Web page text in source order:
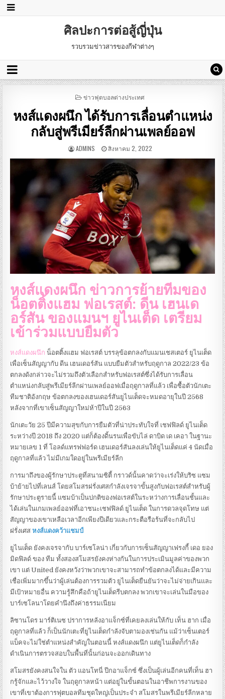
ศิลปะการต่อสู้ญี่ปุ่น
รวบรวมข่าวสารของกีฬาต่างๆ
POSTED
ข่าวฟุตบอลต่างประเทศ
หงส์แดงผนึก ได้รับการเลื่อนตำแหน่ง
กลับสู่พรีเมียร์ลีกผ่านเพลย์ออฟ
ADMINS สิงหาคม 2, 2022
หงส์แดงผนึก ข่าวการย้ายทีมของ
น็อตติ้งแฮม ฟอเรสต์: ดีน เฮนเด
อร์สัน ของแมนฯ ยูไนเต็ด เตรียม
เข้าร่วมแบบยืมตัว
หงส์แดงผนึก น็อตติ้งแฮม ฟอเรสต์ บรรลุข้อตกลงกับแมนเชสเตอร์ ยูไนเต็ด
เพื่อเซ็นสัญญากับ ดีน เฮนเดอร์สัน แบบยืมตัวสำหรับฤดูกาล 2022/23 ข้อ
ตกลงดังกล่าวจะไม่รวมถึงตัวเลือกสำหรับฟอเรสต์ซึ่งได้รับการเลื่อน
ตำแหน่งกลับสู่พรีเมียร์ลีกผ่านเพลย์ออฟเมื่อฤดูกาลที่แล้ว เพื่อซื้อตัวนักเตะ
ทีมชาติอังกฤษ ข้อตกลงของเฮนเดอร์สันยูไนเต็ดจะหมดอายุในปี 2568
หลังจากที่เขาเซ็นสัญญาใหม่ห้าปีในปี 2563
นักเตะวัย 25 ปีมีความสุขกับการยืมตัวที่น่าประทับใจที่ เชฟฟิลด์ ยูไนเต็ด
ระหว่างปี 2018 ถึง 2020 แต่ก็ต้องดิ้นรนเพื่อขับไล่ ดาบิด เด เคอา ในฐานะ
หมายเลข 1 ที่ โอลด์แทรฟฟอร์ด เฮนเดอร์สันลงเล่นให้ยูไนเต็ดแค่ 4 นัดเมื่อ
ฤดูกาลที่แล้ว ไม่มีเกมใดอยู่ในพรีเมียร์ลีก
การมาถึงของผู้รักษาประตูที่สนามซิตี้ กราวด์นั้นคาดว่าจะเร่งให้บริซ แซม
บ้าย้ายไปที่เลนส์ โดยสโมสรฝรั่งเศสกำลังเจรจาขั้นสูงกับฟอเรสต์สำหรับผู้
รักษาประตูรายนี้ แซมบ้าเป็นปกติของฟอเรสต์ในระหว่างการเลื่อนชั้นและ
ได้เล่นในเกมเพลย์ออฟที่เอาชนะเชฟฟิลด์ ยูไนเต็ด ในการดวลจุดโทษ แต่
สัญญาของเขาเหลือเวลาอีกเพียงปีเดียวและกระตือรือร้นที่จะกลับไป
ฝรั่งเศสหงส์แดงคว้าแชมป์
ยูไนเต็ด ยังคงเจรจากับ บาร์เซโลน่า เกี่ยวกับการเซ็นสัญญาเฟรงกี้ เดอ ยอง
มิดฟิลด์ ของ ทีม ทั้งสองสโมสรยังคงห่างกันในการประเมินมูลค่าของพวก
เขา แต่ United ยังคงหวังว่าพวกเขาจะสามารถทำข้อตกลงได้และมีความ
เชื่อเพิ่มมากขึ้นว่าผู้เล่นต้องการรวมตัว ยูไนเต็ดยืนยันว่าจะไม่จ่ายเกินและ
มีเป้าหมายอื่น ความรู้สึกคือถ้ายูไนเต็ดรีบตกลง พวกเขาจะเล่นในมือของ
บาร์เซโลนาโดยคำนึงถึงค่าธรรมเนียม
ลิซานโดร มาร์ติเนซ ปราการหลังอาแจ็กซ์ที่เคยลงเล่นให้กับ เท็น ฮาก เมื่อ
ฤดูกาลที่แล้ว ก็เป็นนักเตะที่ยูไนเต็ดกำลังจับตามองเช่นกัน แม้ว่าเซ็นเตอร์
แบ็คจะไม่ใช่ตำแหน่งสำคัญในตอนนี้ หงส์แดงผนึก แต่ยูไนเต็ดก็กำลัง
ดำเนินการตรวจสอบในพื้นที่นั้นก่อนจะออกเดินทาง
สโมสรยังคงสนใจใน ตัว แอนโทนี่ ปีกอาแจ็กซ์ ซึ่งเป็นผู้เล่นอีกคนที่เท็น ฮา
กรู้จักและไว้วางใจ ในฤดูกาลหน้า แต่อยู่ในขั้นตอนในอาชีพการงานของ
เขาที่เขาต้องการฟุตบอลทีมชุดใหญ่เป็นประจำ สโมสรในพรีเมียร์ลีกหลาย